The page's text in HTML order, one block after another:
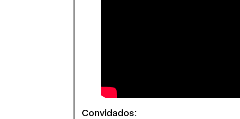
Convidados: